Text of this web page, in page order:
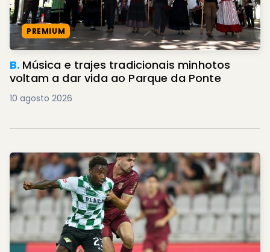
PREMIUM
B. Música e trajes tradicionais minhotos
voltam a dar vida ao Parque da Ponte
10 agosto 2026